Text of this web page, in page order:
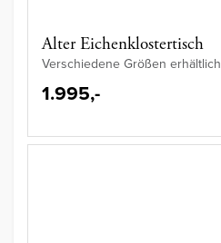
Alter Eichenklostertisch
Verschiedene Größen erhältlich
1.995,-